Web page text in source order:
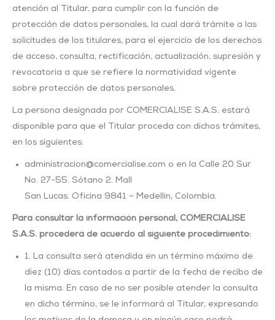
atención al Titular, para cumplir con la función de
protección de datos personales, la cual dará trámite a las
solicitudes de los titulares, para el ejercicio de los derechos
de acceso, consulta, rectificación, actualización, supresión y
revocatoria a que se refiere la normatividad vigente
sobre protección de datos personales.
La persona designada por COMERCIALISE S.A.S. estará
disponible para que el Titular proceda con dichos trámites,
en los siguientes:
administracion@comercialise.com o en la Calle 20 Sur
No. 27-55. Sótano 2. Mall
San Lucas. Oficina 9841 – Medellín, Colombia.
Para consultar la información personal, COMERCIALISE
S.A.S. procederá de acuerdo al siguiente procedimiento:
1. La consulta será atendida en un término máximo de
diez (10) días contados a partir de la fecha de recibo de
la misma. En caso de no ser posible atender la consulta
en dicho término, se le informará al Titular, expresando